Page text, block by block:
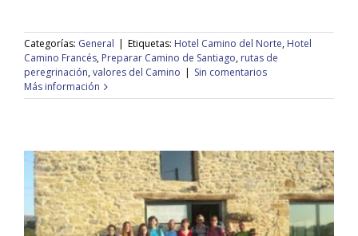
Categorías: General | Etiquetas: Hotel Camino del Norte, Hotel
Camino Francés, Preparar Camino de Santiago, rutas de
peregrinación,valores del Camino | Sin comentarios
Más información